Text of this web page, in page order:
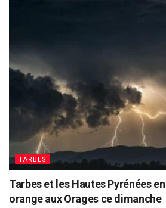
TARBES
Tarbes et les Hautes Pyrénées
orange aux Orages ce dimanche